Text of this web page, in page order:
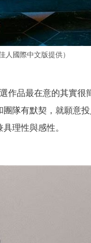
國際中文版提供）
作品最在意的其實很
隊有默契，就願意
理性與感性。